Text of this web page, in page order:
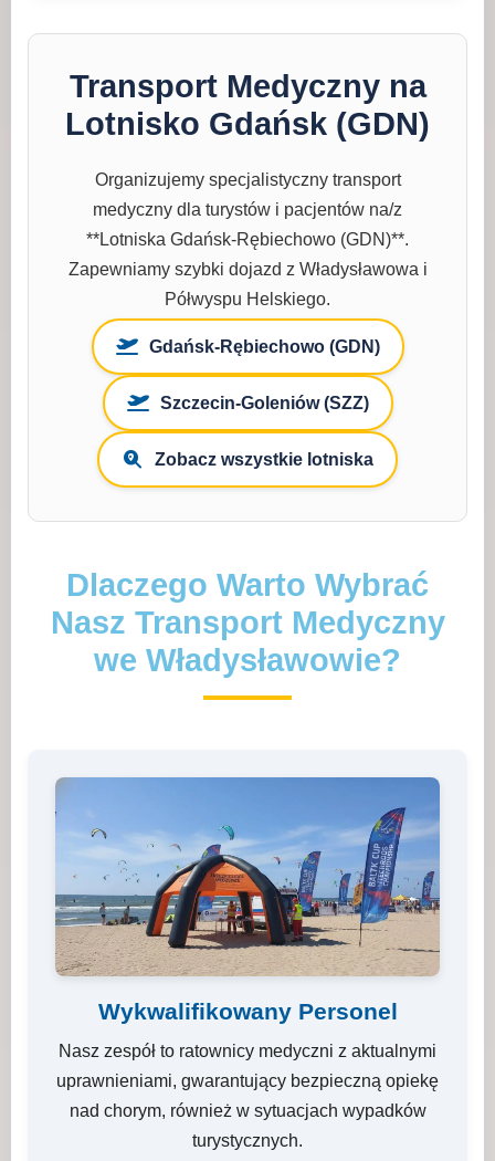
Transport Medyczny na
Lotnisko Gdańsk (GDN)
Organizujemy specjalistyczny transport
medyczny dla turystów i pacjentów na/z
**Lotniska Gdańsk-Rębiechowo (GDN)**.
Zapewniamy szybki dojazd z Władysławowa i
Półwyspu Helskiego.
Gdańsk-Rębiechowo (GDN)
Szczecin-Goleniów (SZZ)
Zobacz wszystkie lotniska
Dlaczego Warto Wybrać
Nasz Transport Medyczny
we Władysławowie?
Wykwalifikowany Personel
Nasz zespół to ratownicy medyczni z aktualnymi
uprawnieniami, gwarantujący bezpieczną opiekę
nad chorym, również w sytuacjach wypadków
turystycznych.